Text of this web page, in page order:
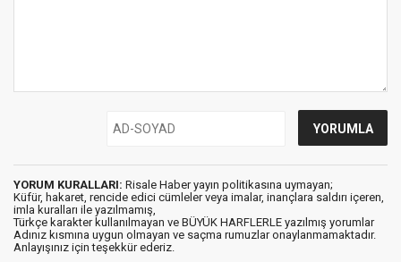
YORUM KURALLARI: Risale Haber yayın politikasına uymayan;
Küfür, hakaret, rencide edici cümleler veya imalar, inançlara saldırı içeren,
imla kuralları ile yazılmamış,
Türkçe karakter kullanılmayan ve BÜYÜK HARFLERLE yazılmış yorumlar
Adınız kısmına uygun olmayan ve saçma rumuzlar onaylanmamaktadır.
Anlayışınız için teşekkür ederiz.